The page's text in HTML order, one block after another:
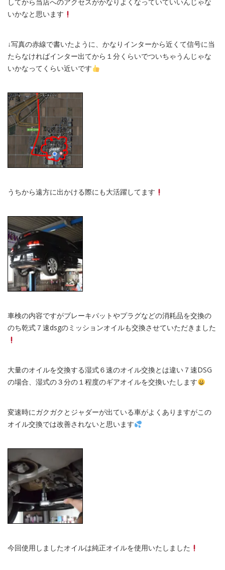
してから当店へのアクセスがかなりよくなっていていいんじゃな
いかなと思います
↓写真の赤線で書いたように、かなりインターから近くて信号に当
たらなければインター出てから１分くらいでついちゃうんじゃな
いかなってくらい近いです
うちから遠方に出かける際にも大活躍してます
車検の内容ですがブレーキパットやプラグなどの消耗品を交換の
のち乾式７速dsgのミッションオイルも交換させていただきました
大量のオイルを交換する湿式６速のオイル交換とは違い７速DSG
の場合、湿式の３分の１程度のギアオイルを交換いたします
変速時にガクガクとジャダーが出ている車がよくありますがこの
オイル交換では改善されないと思います
今回使用しましたオイルは純正オイルを使用いたしました